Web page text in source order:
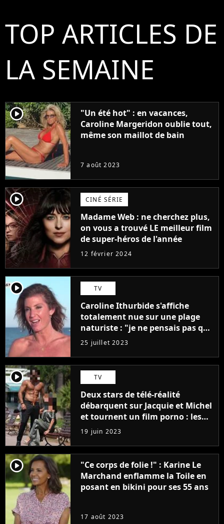
TOP ARTICLES DE
LA SEMAINE
player2
"Un été hot" : en vacances,
Caroline Margeridon oublie tout,
même son maillot de bain
7 août 2023
player2 CINÉ SÉRIE
Madame Web : ne cherchez plus,
on vous a trouvé LE meilleur film
de super-héros de l'année
12 février 2024
player2 TV
Caroline Ithurbide s'affiche
totalement nue sur une plage
naturiste : "je ne pensais pas que
j'arriverais à le faire..."
25 juillet 2023
player2 TV
Deux stars de télé-réalité
débarquent sur Jacquie et Michel
et tournent un film porno : les
premières images du tournage
(exclu)
19 juin 2023
player2
"Ce corps de folie !" : Karine Le
Marchand enflamme la Toile en
posant en bikini pour ses 55 ans
17 août 2023